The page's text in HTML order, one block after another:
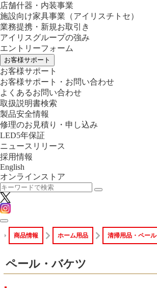
店舗什器・内装事業
施設向け家具事業 （アイリスチトセ）
業務提携・新規お取引き
アイリスグループの強み
エントリーフォーム
お客様サポート
お客様サポート
お客様サポート・お問い合わせ
よくあるお問い合わせ
取扱説明書検索
製品安全情報
修理のお見積り・申し込み
LED5年保証
ニュースリリース
採用情報
English
オンラインストア
商品情報 ホーム用品 清掃用品・ペール
ペール・バケツ